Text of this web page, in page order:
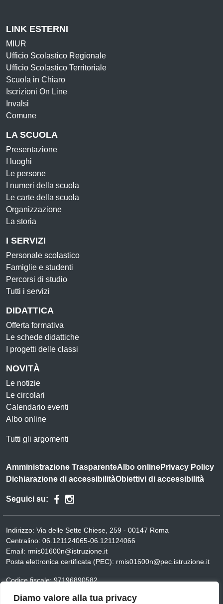
Diamo valore alla tua privacy
LINK ESTERNI
MIUR
Ufficio Scolastico Regionale
Ufficio Scolastico Territoriale
Scuola in Chiaro
Iscrizioni On Line
Invalsi
Comune
LA SCUOLA
Presentazione
I luoghi
Le persone
I numeri della scuola
Le carte della scuola
Organizzazione
La storia
I SERVIZI
Personale scolastico
Famiglie e studenti
Percorsi di studio
Tutti i servizi
DIDATTICA
Offerta formativa
Le schede didattiche
I progetti delle classi
NOVITÀ
Le notizie
Le circolari
Calendario eventi
Albo online
Tutti gli argomenti
Amministrazione TrasparenteAlbo onlinePrivacy Policy
Dichiarazione di accessibilitàObiettivi di accessibilità
Seguici su:
Indirizzo: Via delle Sette Chiese, 259 - 00147 Roma
Centralino: 06.121124065-06.121124066
Email: rmis01600n@istruzione.it
Posta elettronica certificata (PEC): rmis01600n@pec.istruzione.it
Codice fiscale: 97196890582
Codice Indice delle Pubbliche Amministrazioni (IPA):